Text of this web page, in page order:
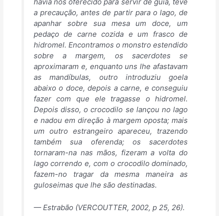
a precaução, antes de partir para o lago, de
apanhar sobre sua mesa um doce, um
pedaço de carne cozida e um frasco de
hidromel. Encontramos o monstro estendido
sobre a margem, os sacerdotes se
aproximaram e, enquanto uns lhe afastavam
as mandíbulas, outro introduziu goela
abaixo o doce, depois a carne, e conseguiu
fazer com que ele tragasse o hidromel.
Depois disso, o crocodilo se lançou no lago
e nadou em direção à margem oposta; mais
um outro estrangeiro apareceu, trazendo
também sua oferenda; os sacerdotes
tornaram-na nas mãos, fizeram a volta do
lago correndo e, com o crocodilo dominado,
fazem-no tragar da mesma maneira as
guloseimas que lhe são destinadas.
— Estrabão (VERCOUTTER, 2002, p 25, 26).